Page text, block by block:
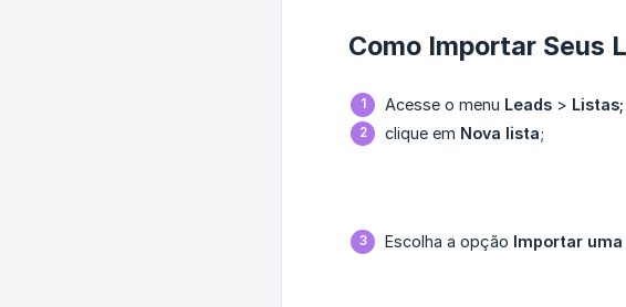
Como Importar Seus
Acesse o menu Leads > Listas;
clique em Nova lista;
Escolha a opção Importar